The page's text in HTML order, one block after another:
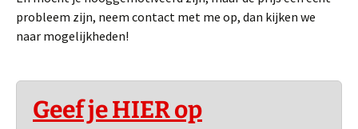
probleem zijn, neem contact met me op, dan kijken we
naar mogelijkheden!
Geef je HIER op